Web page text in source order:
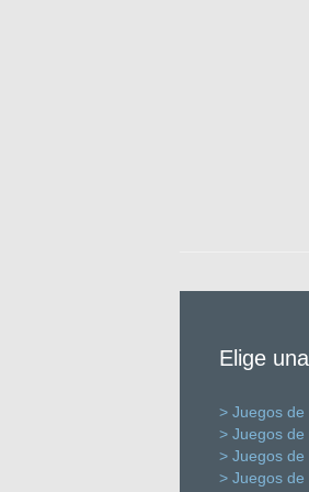
Elige
> Juegos de
> Juegos de
> Juegos de
> Juegos de